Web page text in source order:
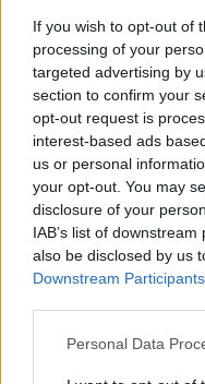
If you wish to opt-out of
processing of your
targeted advertising by
section to confirm your
opt-out request is
interest-based ads
us or personal
your opt-out. You may
disclosure of your
IAB’s list of
also be disclosed by us
Downstream Participants
Personal Data
διασταυρώνει τα
θα δημιουργεί
πρόστιμο, η
εξουσιοδοτημένο
Αστυνομίας.
Οι πολίτες θα
υπηρεσιών του
το αποδεικτικό
πρόστιμο ή να
Το